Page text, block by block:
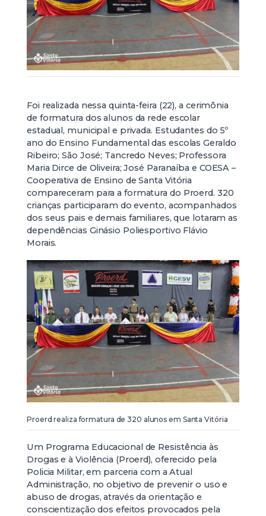
Foi realizada nessa quinta-feira (22), a cerimônia
de formatura dos alunos da rede escolar
estadual, municipal e privada. Estudantes do 5º
ano do Ensino Fundamental das escolas Geraldo
Ribeiro; São José; Tancredo Neves; Professora
Maria Dirce de Oliveira; José Paranaíba e COESA –
Cooperativa de Ensino de Santa Vitória
compareceram para a formatura do Proerd. 320
crianças participaram do evento, acompanhados
dos seus pais e demais familiares, que lotaram as
dependências Ginásio Poliesportivo Flávio
Morais.
Proerd realiza formatura de 320 alunos em Santa Vitória
Um Programa Educacional de Resistência às
Drogas e à Violência (Proerd), oferecido pela
Policia Militar, em parceria com a Atual
Administração, no objetivo de prevenir o uso e
abuso de drogas, através da orientação e
conscientização dos efeitos provocados pela